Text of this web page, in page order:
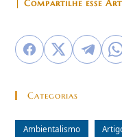
| Compartilhe esse
Categorias
Ambientalismo